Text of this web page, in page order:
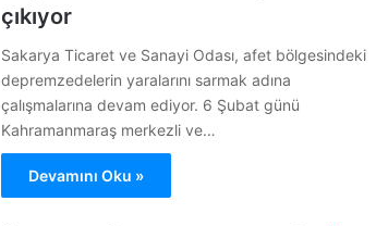
çıkıyor
Sakarya Ticaret ve Sanayi Odası, afet bölgesindeki
depremzedelerin yaralarını sarmak adına
çalışmalarına devam ediyor. 6 Şubat günü
Kahramanmaraş merkezli ve…
Devamını Oku »